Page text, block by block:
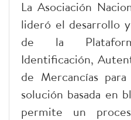
La Asociación
lideró el desarrollo
de la
Identificación,
de Mercancías
solución basada en
permite un